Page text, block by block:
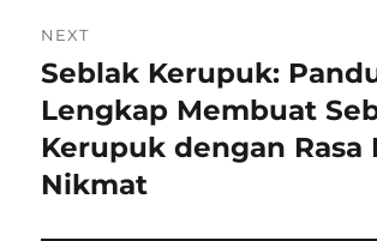
NEXT
Next
post:
Seblak Kerupuk:
Lengkap Membuat
Kerupuk dengan Rasa
Nikmat